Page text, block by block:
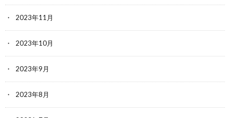
2023年11月
2023年10月
2023年9月
2023年8月